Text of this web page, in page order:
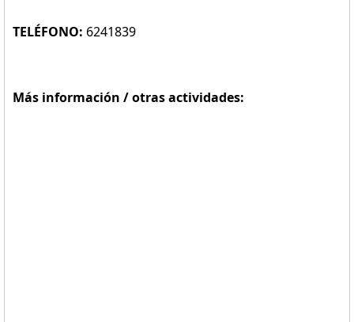
TELÉFONO: 6241839
Más información / otras actividades: